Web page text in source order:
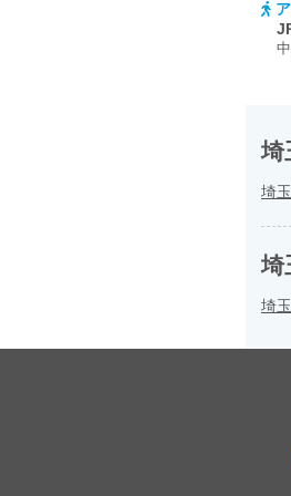
埼
埼玉
埼
埼玉